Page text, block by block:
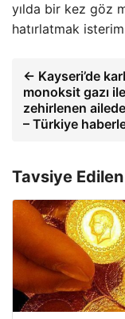
yılda bir kez göz
hatırlatmak isterim
← Kayseri’de
monoksit gazı ile
zehirlenen
– Türkiye
Tavsiye